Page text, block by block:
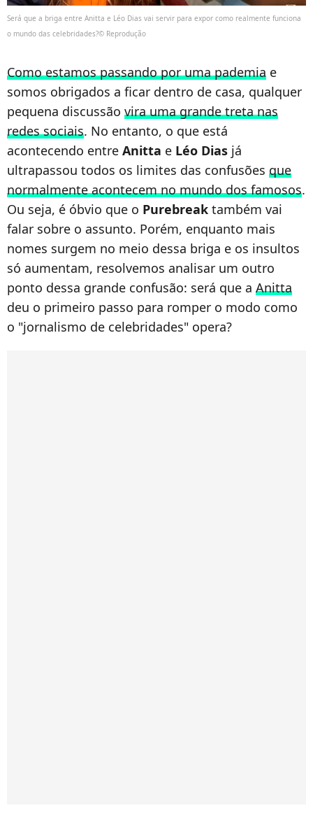
Será que a briga entre Anitta e Léo Dias vai servir para expor como realmente funciona
o mundo das celebridades?© Reprodução
Como estamos passando por uma pademia e
somos obrigados a ficar dentro de casa, qualquer
pequena discussão vira uma grande treta nas
redes sociais. No entanto, o que está
acontecendo entre Anitta e Léo Dias já
ultrapassou todos os limites das confusões que
normalmente acontecem no mundo dos famosos.
Ou seja, é óbvio que o Purebreak também vai
falar sobre o assunto. Porém, enquanto mais
nomes surgem no meio dessa briga e os insultos
só aumentam, resolvemos analisar um outro
ponto dessa grande confusão: será que a Anitta
deu o primeiro passo para romper o modo como
o "jornalismo de celebridades" opera?